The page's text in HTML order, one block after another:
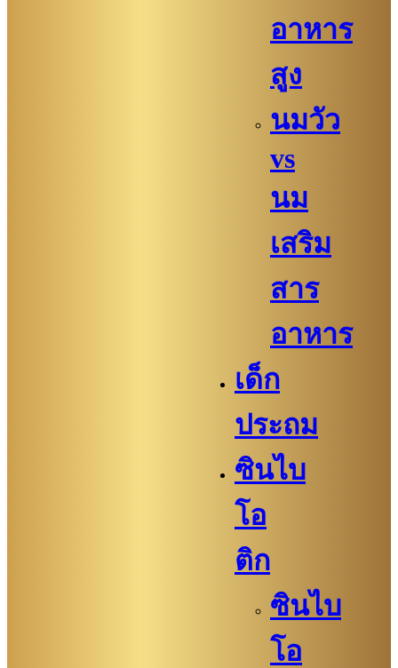
อาหาร
สูง
นมวัว
vs
นม
เสริม
สาร
อาหาร
เด็ก
ประถม
ซินไบ
โอ
ติก
ซินไบ
โอ